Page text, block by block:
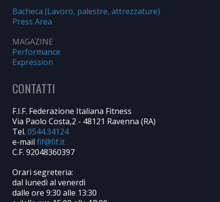
Bacheca (Lavoro, palestre, attrezzature)
Press Area
MAGAZINE
Performance
Expression
CONTATTI
F.I.F. Federazione Italiana Fitness
Via Paolo Costa,2 - 48121 Ravenna (RA)
Tel. 0544.34124
e-mail
C.F. 92048360397
Orari segreteria:
dal lunedì al venerdì
dalle ore 9:30 alle 13:30